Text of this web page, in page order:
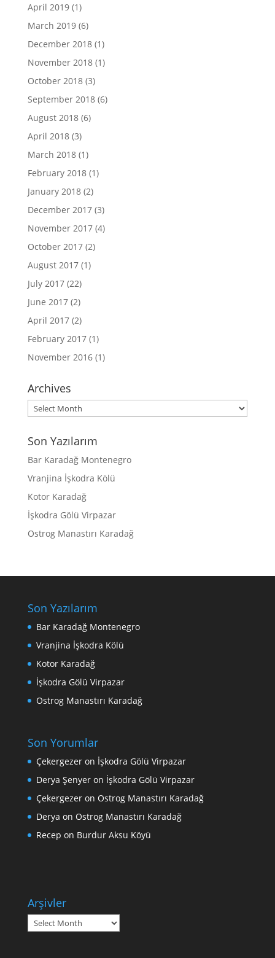
April 2019(1)
March 2019(6)
December 2018(1)
November 2018(1)
October 2018(3)
September 2018(6)
August 2018(6)
April 2018(3)
March 2018(1)
February 2018(1)
January 2018(2)
December 2017(3)
November 2017(4)
October 2017(2)
August 2017(1)
July 2017(22)
June 2017(2)
April 2017(2)
February 2017(1)
November 2016(1)
Archives
Archives
Son Yazılarım
Bar Karadağ Montenegro
Vranjina İşkodra Kölü
Kotor Karadağ
İşkodra Gölü Virpazar
Ostrog Manastırı Karadağ
Son Yazılarım
Bar Karadağ Montenegro
Vranjina İşkodra Kölü
Kotor Karadağ
İşkodra Gölü Virpazar
Ostrog Manastırı Karadağ
Son Yorumlar
Çekergezeron İşkodra Gölü Virpazar
Derya Şenyeron İşkodra Gölü Virpazar
Çekergezeron Ostrog Manastırı Karadağ
Derya on Ostrog Manastırı Karadağ
Recep on Burdur Aksu Köyü
Arşivler
Arşivler